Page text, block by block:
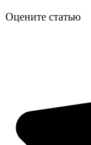
Оцените статью